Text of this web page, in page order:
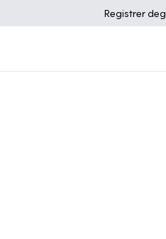
Registrer deg